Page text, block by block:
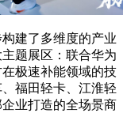
建了多维度的产业
题展区：联合华为
极速补能领域的技
福田轻卡、江淮轻
业打造的全场景商